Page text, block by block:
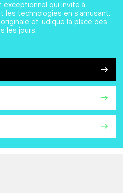
exceptionnel qui invite à
les technologies en s'amusant.
et ludique la place des
les jours.